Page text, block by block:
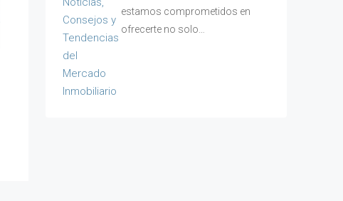
estamos comprometidos en
ofrecerte no solo…